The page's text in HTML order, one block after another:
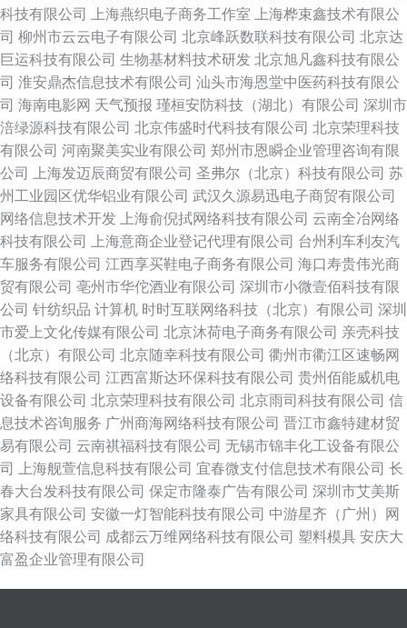
科技有限公司
上海燕织电子商务工作室
上海桦束鑫技术有限公
司 柳州市云云电子有限公司 北京峰跃数联科技有限公司 北京达
巨运科技有限公司 生物基材料技术研发 北京旭凡鑫科技有限公
司 淮安鼎杰信息技术有限公司 汕头市海恩堂中医药科技有限公
司 海南电影网 天气预报 瑾桓安防科技（湖北）有限公司 深圳市
涪绿源科技有限公司 北京伟盛时代科技有限公司 北京荣理科技
有限公司 河南聚美实业有限公司 郑州市恩瞬企业管理咨询有限
公司
上海发迈辰商贸有限公司 圣弗尔（北京）科技有限公司 苏
州工业园区优华铝业有限公司 武汉久源易迅电子商贸有限公司
网络信息技术开发
上海俞倪拭网络科技有限公司 云南全冶网络
科技有限公司
上海意商企业登记代理有限公司 台州利车利友汽
车服务有限公司 江西享买鞋电子商务有限公司 海口寿贵伟光商
贸有限公司 亳州市华佗酒业有限公司 深圳市小微壹佰科技有限
公司 针纺织品 计算机 时时互联网络科技（北京）有限公司 深圳
市爱上文化传媒有限公司 北京沐荷电子商务有限公司 亲壳科技
（北京）有限公司 北京随幸科技有限公司 衢州市衢江区速畅网
络科技有限公司 江西富斯达环保科技有限公司 贵州佰能威机电
设备有限公司 北京荣理科技有限公司 北京雨司科技有限公司 信
息技术咨询服务 广州商海网络科技有限公司 晋江市鑫特建材贸
易有限公司 云南祺福科技有限公司 无锡市锦丰化工设备有限公
司
上海舰萱信息科技有限公司 宜春微支付信息技术有限公司 长
春大台发科技有限公司 保定市隆泰广告有限公司 深圳市艾美斯
家具有限公司 安徽一灯智能科技有限公司 中游星齐（广州）网
络科技有限公司 成都云万维网络科技有限公司 塑料模具 安庆大
富盈企业管理有限公司